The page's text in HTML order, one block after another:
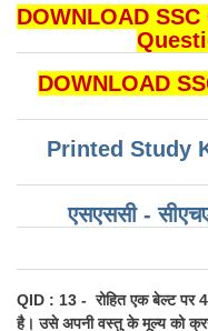
DOWNLOAD
DOWNLOAD
Printed Study
एसएससी -
QID : 13 - रोहित एक बेल्ट पर
है। उसे अपनी वस्तु के मूल्य को